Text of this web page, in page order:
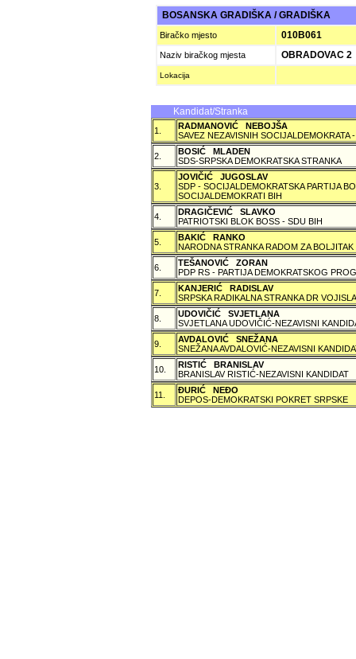
BOSANSKA GRADIŠKA / GRADIŠKA
Biračko mjesto 010B061
Naziv biračkog mjesta OBRADOVAC 2
Lokacija
Kandidat/Stranka
1.
RADMANOVIĆ NEBOJŠA
SAVEZ NEZAVISNIH SOCIJALDEMOKRATA
2.
BOSIĆ MLADEN
SDS-SRPSKA DEMOKRATSKA STRANKA
3.
JOVIČIĆ JUGOSLAV
SDP - SOCIJALDEMOKRATSKA PARTIJA
SOCIJALDEMOKRATI BIH
4.
DRAGIČEVIĆ SLAVKO
PATRIOTSKI BLOK BOSS - SDU BIH
5.
BAKIĆ RANKO
NARODNA STRANKA RADOM ZA BOLJITAK
6.
TEŠANOVIĆ ZORAN
PDP RS - PARTIJA DEMOKRATSKOG
7.
KANJERIĆ RADISLAV
SRPSKA RADIKALNA STRANKA DR
8.
UDOVIČIĆ SVJETLANA
SVJETLANA UDOVIČIĆ-NEZAVISNI
9.
AVDALOVIĆ SNEŽANA
SNEŽANA AVDALOVIĆ-NEZAVISNI
10.
RISTIĆ BRANISLAV
BRANISLAV RISTIĆ-NEZAVISNI KANDIDAT
11.
ÐURIĆ NEÐO
DEPOS-DEMOKRATSKI POKRET SRPSKE